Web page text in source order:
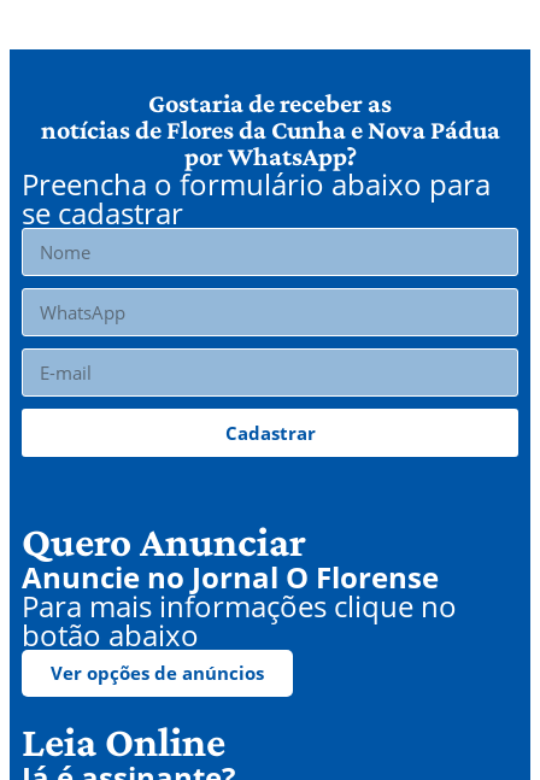
Gostaria de receber as
notícias de Flores da Cunha e Nova Pádua
por WhatsApp?
Preencha o formulário abaixo para
se cadastrar
Cadastrar
Quero Anunciar
Anuncie no Jornal O Florense
Para mais informações clique no
botão abaixo
Ver opções de anúncios
Leia Online